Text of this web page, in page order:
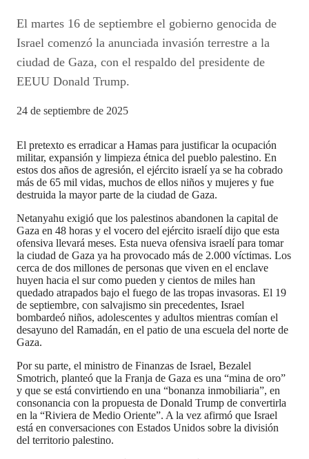
El martes 16 de septiembre el gobierno genocida de
Israel comenzó la anunciada invasión terrestre a la
ciudad de Gaza, con el respaldo del presidente de
EEUU Donald Trump.
24 de septiembre de 2025
El pretexto es erradicar a Hamas para justificar la ocupación
militar, expansión y limpieza étnica del pueblo palestino. En
estos dos años de agresión, el ejército israelí ya se ha cobrado
más de 65 mil vidas, muchos de ellos niños y mujeres y fue
destruida la mayor parte de la ciudad de Gaza.
Netanyahu exigió que los palestinos abandonen la capital de
Gaza en 48 horas y el vocero del ejército israelí dijo que esta
ofensiva llevará meses. Esta nueva ofensiva israelí para tomar
la ciudad de Gaza ya ha provocado más de 2.000 víctimas. Los
cerca de dos millones de personas que viven en el enclave
huyen hacia el sur como pueden y cientos de miles han
quedado atrapados bajo el fuego de las tropas invasoras. El 19
de septiembre, con salvajismo sin precedentes, Israel
bombardeó niños, adolescentes y adultos mientras comían el
desayuno del Ramadán, en el patio de una escuela del norte de
Gaza.
Por su parte, el ministro de Finanzas de Israel, Bezalel
Smotrich, planteó que la Franja de Gaza es una “mina de oro”
y que se está convirtiendo en una “bonanza inmobiliaria”, en
consonancia con la propuesta de Donald Trump de convertirla
en la “Riviera de Medio Oriente”. A la vez afirmó que Israel
está en conversaciones con Estados Unidos sobre la división
del territorio palestino.